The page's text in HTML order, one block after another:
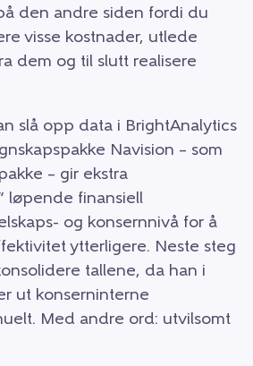
den andre siden fordi du
visse kostnader, utlede
dem og til slutt realisere
slå opp data i BrightAnalytics
Navision – som
– gir ekstra
løpende finansiell
og konsernnivå for å
ytterligere. Neste steg
tallene, da han i
ut konserninterne
Med andre ord: utvilsomt